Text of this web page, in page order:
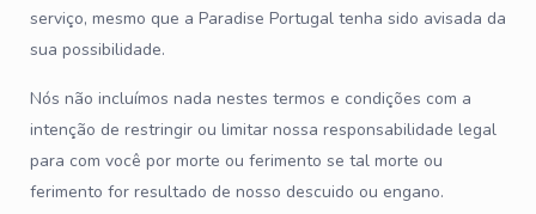
serviço, mesmo que a Paradise Portugal tenha sido avisada da
sua possibilidade.
Nós não incluímos nada nestes termos e condições com a
intenção de restringir ou limitar nossa responsabilidade legal
para com você por morte ou ferimento se tal morte ou
ferimento for resultado de nosso descuido ou engano.